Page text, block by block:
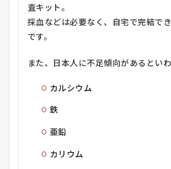
査キット。
採血などは必要なく、自宅で完結で
です。
また、日本人に不足傾向があるとい
カルシウム
鉄
亜鉛
カリウム